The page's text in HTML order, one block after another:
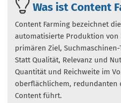
Was ist Content
Content Farming bezeichnet
automatisierte Produktion von
primären Ziel,
Statt Qualität, Relevanz und
Quantität und Reichweite im
oberflächlichem,
Content führt.